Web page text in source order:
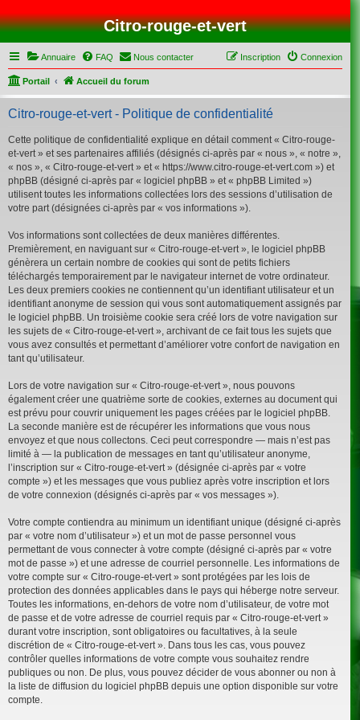
Citro-rouge-et-vert
Annuaire FAQ Nous contacter Connexion
Inscription
Portail Accueil du forum
Citro-rouge-et-vert - Politique de confidentialité
Cette politique de confidentialité explique en détail comment « Citro-rouge-
et-vert » et ses partenaires affiliés (désignés ci-après par « nous », « notre »,
« nos », « Citro-rouge-et-vert » et « https://www.citro-rouge-et-vert.com ») et
phpBB (désigné ci-après par « logiciel phpBB » et « phpBB Limited »)
utilisent toutes les informations collectées lors des sessions d’utilisation de
votre part (désignées ci-après par « vos informations »).
Vos informations sont collectées de deux manières différentes.
Premièrement, en naviguant sur « Citro-rouge-et-vert », le logiciel phpBB
génèrera un certain nombre de cookies qui sont de petits fichiers
téléchargés temporairement par le navigateur internet de votre ordinateur.
Les deux premiers cookies ne contiennent qu’un identifiant utilisateur et un
identifiant anonyme de session qui vous sont automatiquement assignés par
le logiciel phpBB. Un troisième cookie sera créé lors de votre navigation sur
les sujets de « Citro-rouge-et-vert », archivant de ce fait tous les sujets que
vous avez consultés et permettant d’améliorer votre confort de navigation en
tant qu’utilisateur.
Lors de votre navigation sur « Citro-rouge-et-vert », nous pouvons
également créer une quatrième sorte de cookies, externes au document qui
est prévu pour couvrir uniquement les pages créées par le logiciel phpBB.
La seconde manière est de récupérer les informations que vous nous
envoyez et que nous collectons. Ceci peut correspondre — mais n’est pas
limité à — la publication de messages en tant qu’utilisateur anonyme,
l’inscription sur « Citro-rouge-et-vert » (désignée ci-après par « votre
compte ») et les messages que vous publiez après votre inscription et lors
de votre connexion (désignés ci-après par « vos messages »).
Votre compte contiendra au minimum un identifiant unique (désigné ci-après
par « votre nom d’utilisateur ») et un mot de passe personnel vous
permettant de vous connecter à votre compte (désigné ci-après par « votre
mot de passe ») et une adresse de courriel personnelle. Les informations de
votre compte sur « Citro-rouge-et-vert » sont protégées par les lois de
protection des données applicables dans le pays qui héberge notre serveur.
Toutes les informations, en-dehors de votre nom d’utilisateur, de votre mot
de passe et de votre adresse de courriel requis par « Citro-rouge-et-vert »
durant votre inscription, sont obligatoires ou facultatives, à la seule
discrétion de « Citro-rouge-et-vert ». Dans tous les cas, vous pouvez
contrôler quelles informations de votre compte vous souhaitez rendre
publiques ou non. De plus, vous pouvez décider de vous abonner ou non à
la liste de diffusion du logiciel phpBB depuis une option disponible sur votre
compte.